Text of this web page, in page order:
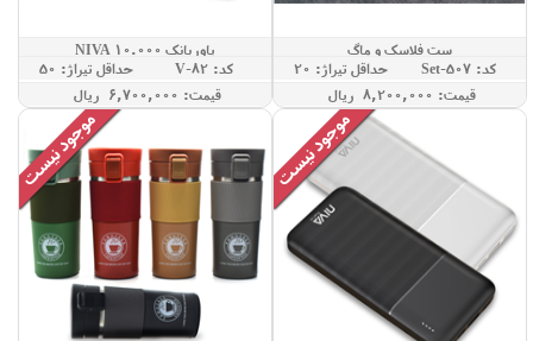
ست فلاسک و ماگ
کد: Set-507
حداقل تيراژ: 20
قيمت: 8,200,000 ريال
پاوربانک 10.000 NIVA
کد: V-82
حداقل تيراژ: 50
قيمت: 6,700,000 ريال